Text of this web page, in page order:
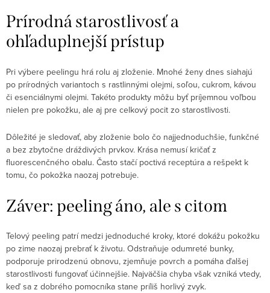
Prírodná starostlivosť a
ohľaduplnejší prístup
Pri výbere peelingu hrá rolu aj zloženie. Mnohé ženy dnes siahajú
po prírodných variantoch s rastlinnými olejmi, soľou, cukrom, kávou
či esenciálnymi olejmi. Takéto produkty môžu byť príjemnou voľbou
nielen pre pokožku, ale aj pre celkový pocit zo starostlivosti.
Dôležité je sledovať, aby zloženie bolo čo najjednoduchšie, funkčné
a bez zbytočne dráždivých prvkov. Krása nemusí kričať z
fluorescenčného obalu. Často stačí poctivá receptúra a rešpekt k
tomu, čo pokožka naozaj potrebuje.
Záver: peeling áno, ale s citom
Telový peeling patrí medzi jednoduché kroky, ktoré dokážu pokožku
po zime naozaj prebrať k životu. Odstraňuje odumreté bunky,
podporuje prirodzenú obnovu, zjemňuje povrch a pomáha ďalšej
starostlivosti fungovať účinnejšie. Najväčšia chyba však vzniká vtedy,
keď sa z dobrého pomocníka stane príliš horlivý zvyk.